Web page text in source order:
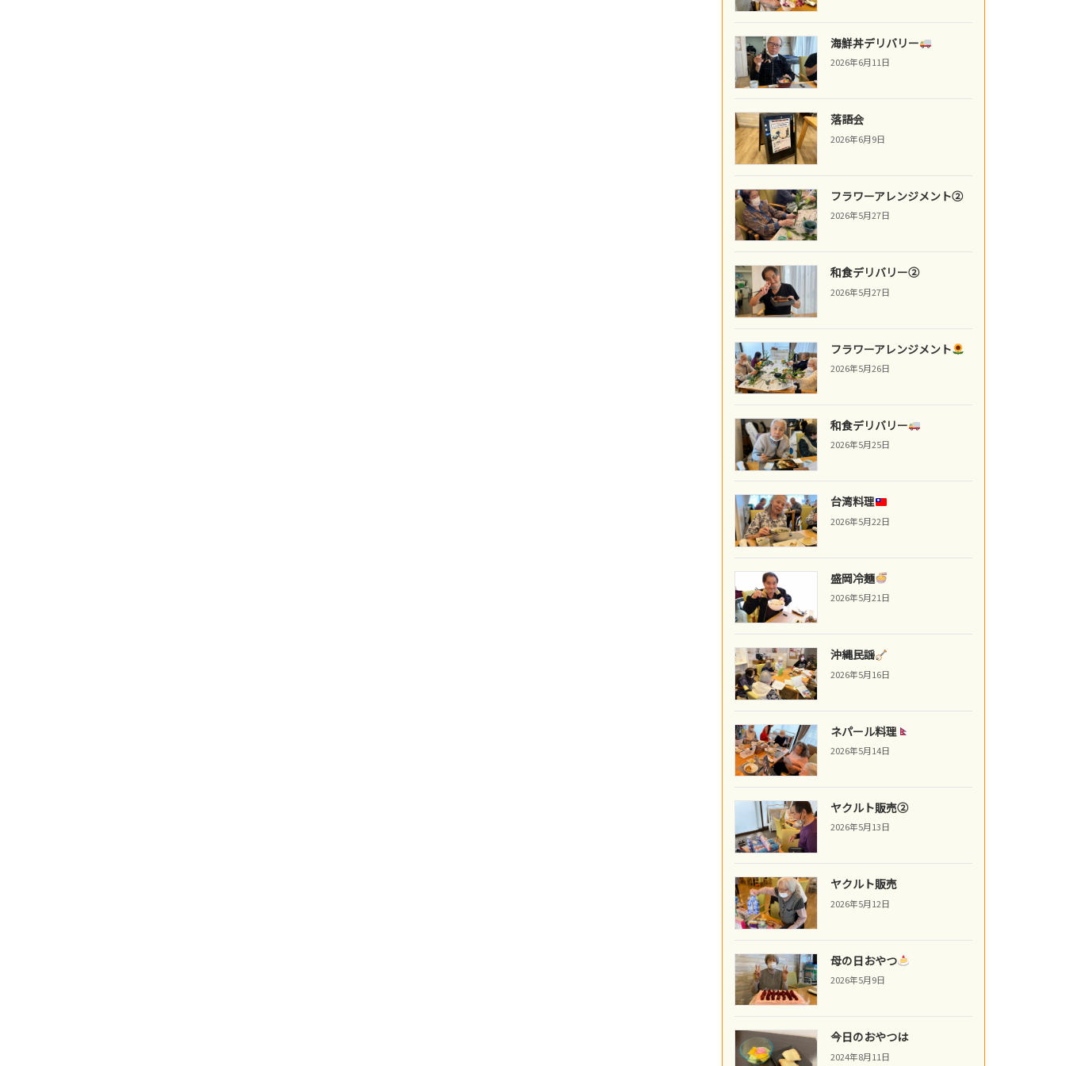
海鮮丼デリバリー
2026年6月11日
落語会
2026年6月9日
フラワーアレンジメント②
2026年5月27日
和食デリバリー②
2026年5月27日
フラワーアレンジメント
2026年5月26日
和食デリバリー
2026年5月25日
台湾料理
2026年5月22日
盛岡冷麺
2026年5月21日
沖縄民謡
2026年5月16日
ネパール料理
2026年5月14日
ヤクルト販売②
2026年5月13日
ヤクルト販売
2026年5月12日
母の日おやつ
2026年5月9日
今日のおやつは
2024年8月11日